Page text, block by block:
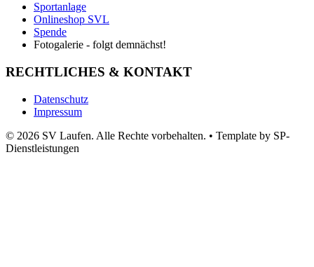
Sportanlage
Onlineshop SVL
Spende
Fotogalerie - folgt demnächst!
RECHTLICHES & KONTAKT
Datenschutz
Impressum
© 2026 SV Laufen. Alle Rechte vorbehalten. • Template by SP-
Dienstleistungen